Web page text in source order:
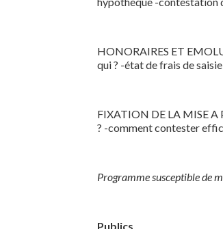
HONORAIRES ET
qui ? -état de frais de
FIXATION DE LA MISE A
? -comment contester
Programme susceptible de
Publics